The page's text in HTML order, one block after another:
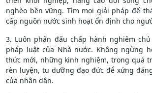
nghèo bền vững. Tìm mọi giải pháp để
cấp nguồn nước sinh hoạt ổn định cho
3. Luôn phấn đấu chấp hành nghiêm
pháp luật của Nhà nước. Không ngừng
thức mới, những kinh nghiệm, trong quá
rèn luyện, tu dưỡng đạo đức để xứng
của nhân dân.